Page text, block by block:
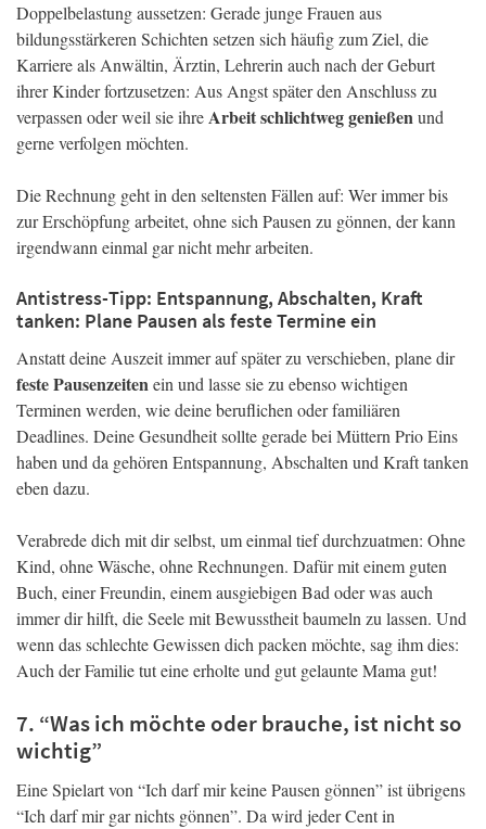
Doppelbelastung aussetzen: Gerade junge Frauen aus
bildungsstärkeren Schichten setzen sich häufig zum Ziel, die
Karriere als Anwältin, Ärztin, Lehrerin auch nach der Geburt
ihrer Kinder fortzusetzen: Aus Angst später den Anschluss zu
verpassen oder weil sie ihreArbeit schlichtweg genießenund
gerne verfolgen möchten.
Die Rechnung geht in den seltensten Fällen auf: Wer immer bis
zur Erschöpfung arbeitet, ohne sich Pausen zu gönnen, der kann
irgendwann einmal gar nicht mehr arbeiten.
Antistress-Tipp: Entspannung, Abschalten, Kraft
tanken: Plane Pausen als feste Termine ein
Anstatt deine Auszeit immer auf später zu verschieben, plane dir
feste Pausenzeitenein und lasse sie zu ebenso wichtigen
Terminen werden, wie deine beruflichen oder familiären
Deadlines. Deine Gesundheit sollte gerade bei Müttern Prio Eins
haben und da gehören Entspannung, Abschalten und Kraft tanken
eben dazu.
Verabrede dich mit dir selbst, um einmal tief durchzuatmen: Ohne
Kind, ohne Wäsche, ohne Rechnungen. Dafür mit einem guten
Buch, einer Freundin, einem ausgiebigen Bad oder was auch
immer dir hilft, die Seele mit Bewusstheit baumeln zu lassen. Und
wenn das schlechte Gewissen dich packen möchte, sag ihm dies:
Auch der Familie tut eine erholte und gut gelaunte Mama gut!
7. “Was ich möchte oder brauche, ist nicht so
wichtig”
Eine Spielart von “Ich darf mir keine Pausen gönnen” ist übrigens
“Ich darf mir gar nichts gönnen”. Da wird jeder Cent in